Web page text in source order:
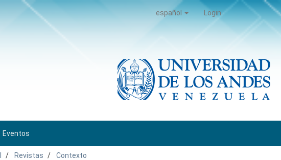
español Login
Eventos
Revistas
Contexto